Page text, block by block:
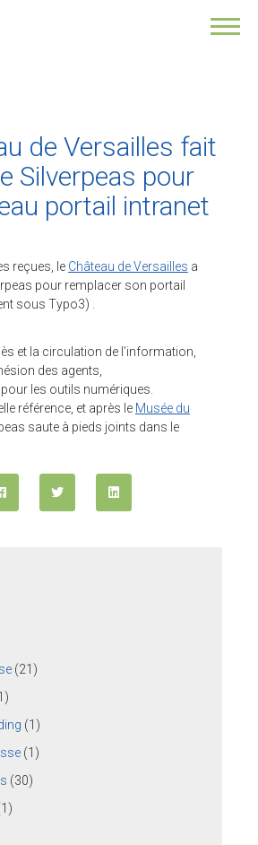
DSI
de TPE/PME
Développeur
PRODUIT
SILVERPEAS ?
fonctionnalités
sécurité des données
service professionnel
de la collaboration
ses tarifs transparents
est votre besoin ?
CLIENTS
BLOG
Contact
une démo
de Versailles fait
Silverpeas pour
portail intranet
reçues, le Château de Versailles a
pour remplacer son portail
sous Typo3) .
et la circulation de l’information,
des agents,
pour les outils numériques.
référence, et après le Musée du
saute à pieds joints dans le
(21)
(1)
(1)
(30)